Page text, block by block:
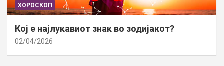
ХОРОСКОП
Кој е најлукавиот знак во зодијакот?
02/04/2026